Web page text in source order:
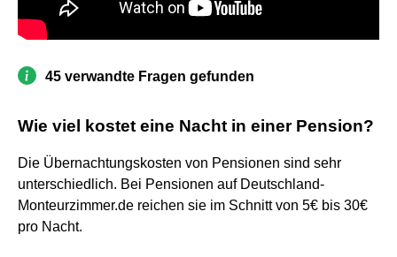
45 verwandte Fragen gefunden
Wie viel kostet eine Nacht in einer Pension?
Die Übernachtungskosten von Pensionen sind sehr
unterschiedlich. Bei Pensionen auf Deutschland-
Monteurzimmer.de reichen sie im Schnitt von 5€ bis 30€
pro Nacht.